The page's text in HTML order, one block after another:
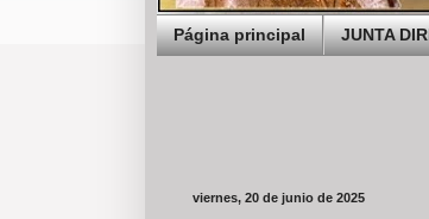
Página principal JUNTA
viernes, 20 de junio de 2025